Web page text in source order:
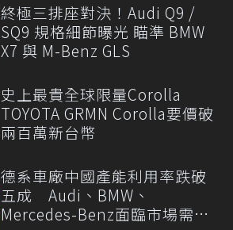
終極三排座對決！Audi Q9 /
SQ9 規格細節曝光 瞄準 BMW
X7 與 M-Benz GLS
史上最貴全球限量Corolla
TOYOTA GRMN Corolla要價破
兩百萬新台幣
德系車廠中國產能利用率跌破
五成 Audi、BMW、
Mercedes-Benz面臨市場需求